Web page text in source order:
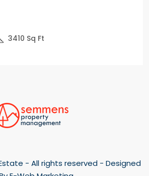
3410 Sq Ft
- All rights reserved - Designed